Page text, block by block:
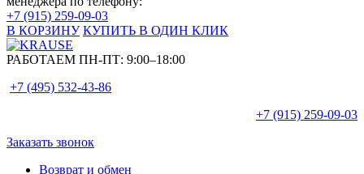
+7 (915) 259-09-03
В КОРЗИНУ КУПИТЬ В ОДИН КЛИК
РАБОТАЕМ ПН-ПТ: 9:00–18:00
+7 (495) 532-43-86
+7 (915) 259-09-03
Заказать звонок
Возврат и обмен